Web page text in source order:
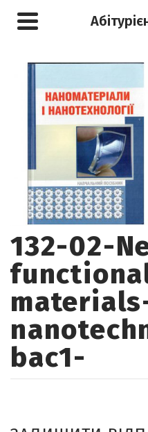
132-02-
bac1-